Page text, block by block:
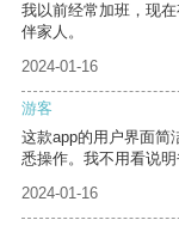
我以前经常加班，现
伴家人。
2024-01-16
游客
这款app的用户界面简
悉操作。我不用看说明
2024-01-16